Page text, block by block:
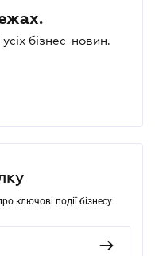
бізнес-новин.
ключові події бізнесу